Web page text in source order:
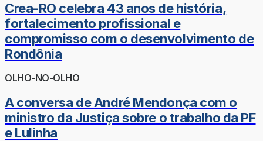
Crea-RO celebra 43 anos de história,
fortalecimento profissional e
compromisso com o desenvolvimento de
Rondônia
OLHO-NO-OLHO
A conversa de André Mendonça com o
ministro da Justiça sobre o trabalho da PF
e Lulinha